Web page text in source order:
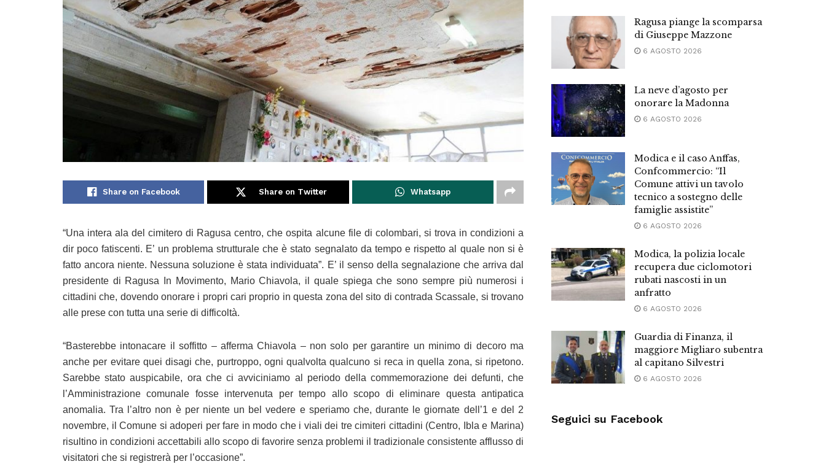
Share on Facebook Share on Twitter Whatsapp
“Una intera ala del cimitero di Ragusa centro, che ospita alcune file di colombari, si trova in condizioni a
dir poco fatiscenti. E’ un problema strutturale che è stato segnalato da tempo e rispetto al quale non si è
fatto ancora niente. Nessuna soluzione è stata individuata”. E’ il senso della segnalazione che arriva dal
presidente di Ragusa In Movimento, Mario Chiavola, il quale spiega che sono sempre più numerosi i
cittadini che, dovendo onorare i propri cari proprio in questa zona del sito di contrada Scassale, si trovano
alle prese con tutta una serie di difficoltà.
“Basterebbe intonacare il soffitto – afferma Chiavola – non solo per garantire un minimo di decoro ma
anche per evitare quei disagi che, purtroppo, ogni qualvolta qualcuno si reca in quella zona, si ripetono.
Sarebbe stato auspicabile, ora che ci avviciniamo al periodo della commemorazione dei defunti, che
l’Amministrazione comunale fosse intervenuta per tempo allo scopo di eliminare questa antipatica
anomalia. Tra l’altro non è per niente un bel vedere e speriamo che, durante le giornate dell’1 e del 2
novembre, il Comune si adoperi per fare in modo che i viali dei tre cimiteri cittadini (Centro, Ibla e Marina)
risultino in condizioni accettabili allo scopo di favorire senza problemi il tradizionale consistente afflusso di
visitatori che si registrerà per l’occasione”.
Ragusa piange la scomparsa
di Giuseppe Mazzone
6 AGOSTO 2026
La neve d’agosto per
onorare la Madonna
6 AGOSTO 2026
Modica e il caso Anffas,
Confcommercio: “Il
Comune attivi un tavolo
tecnico a sostegno delle
famiglie assistite”
6 AGOSTO 2026
Modica, la polizia locale
recupera due ciclomotori
rubati nascosti in un
anfratto
6 AGOSTO 2026
Guardia di Finanza, il
maggiore Migliaro subentra
al capitano Silvestri
6 AGOSTO 2026
Seguici su Facebook